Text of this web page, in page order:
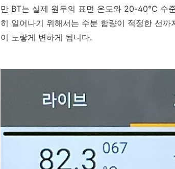
만 BT는 실제 원두의 표면 온도와 20-40℃ 수
히 일어나기 위해서는 수분 함량이 적정한 선
이 노랗게 변하게 됩니다.